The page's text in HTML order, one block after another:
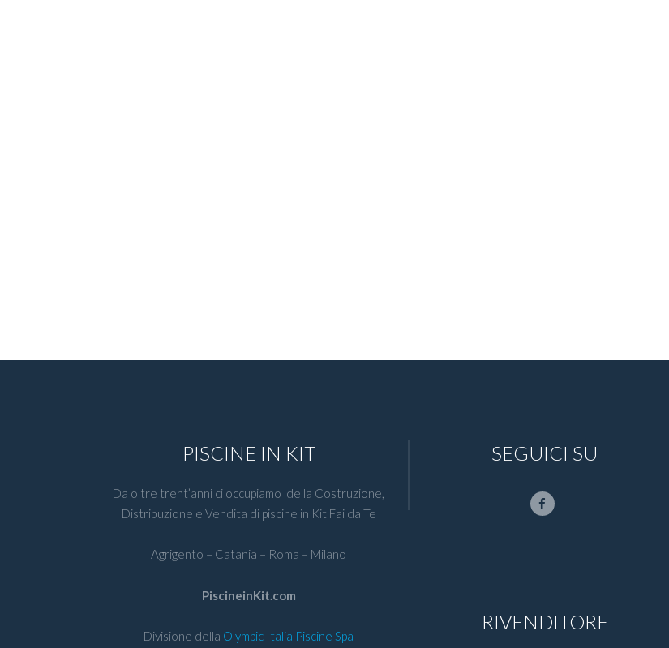
PISCINE IN KIT
Da oltre trent’anni ci occupiamo della Costruzione,
Distribuzione e Vendita di piscine in Kit Fai da Te
Agrigento – Catania – Roma – Milano
PiscineinKit.com
Divisione della Olympic Italia Piscine Spa
SEGUICI SU
RIVENDITORE